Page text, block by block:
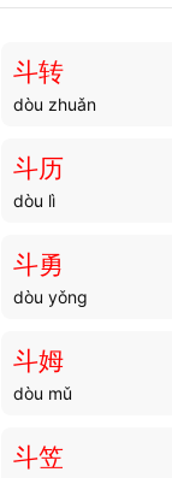
斗转
dòu zhuǎn
斗历
dòu lì
斗勇
dòu yǒng
斗姆
dòu mǔ
斗笠